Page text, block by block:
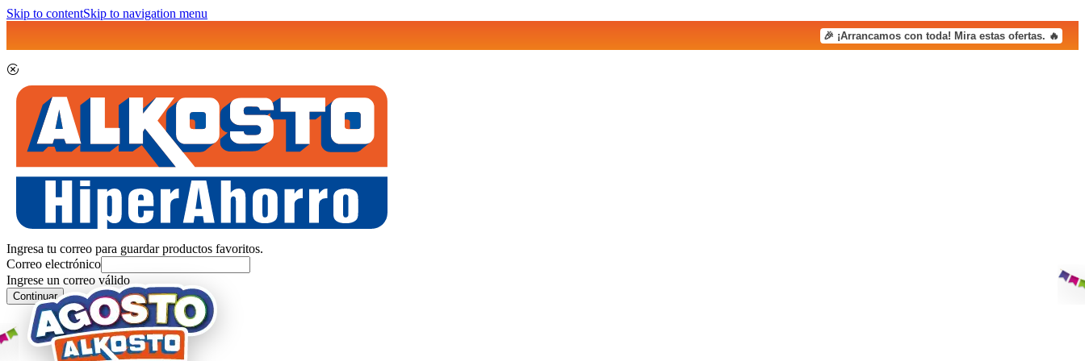
Skip to contentSkip to navigation menu
🎉 ¡Arrancamos con toda! Mira estas ofertas. 🔥
Ingresa tu correo para guardar productos favoritos.
Correo electrónico
Ingrese un correo válido
Continuar